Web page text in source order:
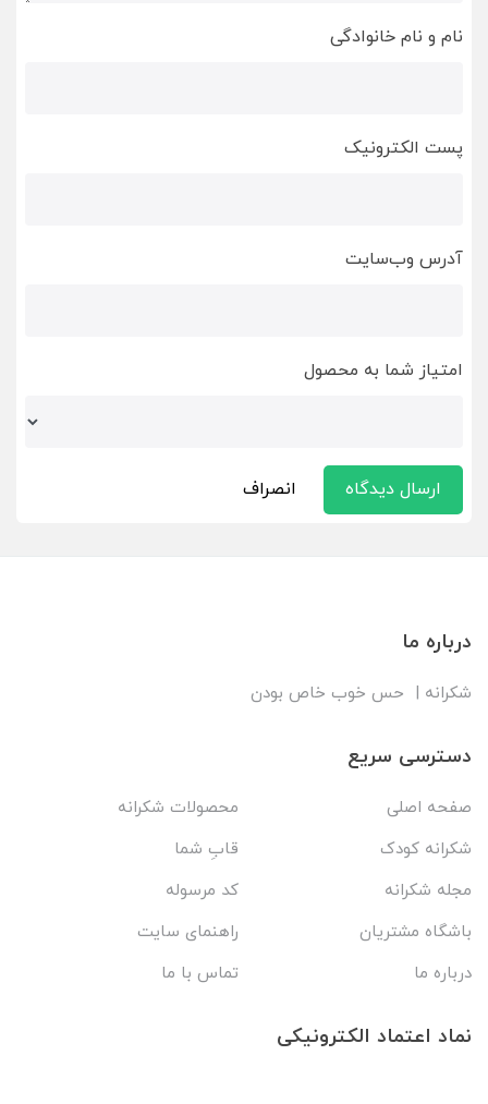
نام و نام خانوادگی
پست الکترونیک
آدرس وب‌سایت
امتیاز شما به محصول
ارسال دیدگاه انصراف
درباره ما
شکرانه | حس خوب خاص بودن
دسترسی سریع
صفحه اصلی
محصولات شکرانه
شکرانه کودک
قابِ شما
مجله شکرانه
کد مرسوله
باشگاه مشتریان
راهنمای سایت
درباره ما
تماس با ما
نماد اعتماد الکترونیکی